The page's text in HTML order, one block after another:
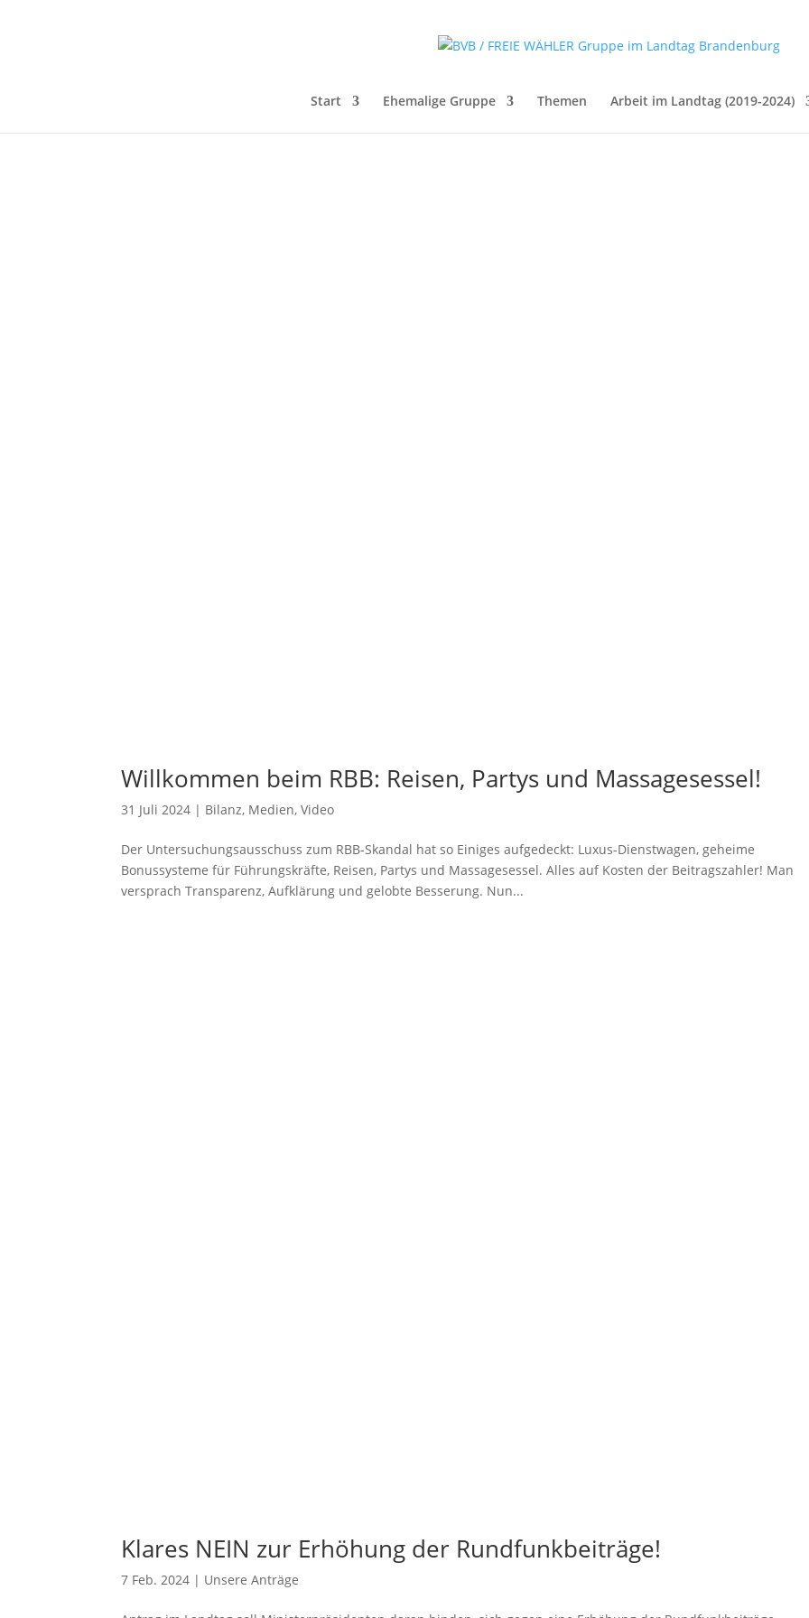
Start Ehemalige Gruppe Themen Arbeit im Landtag (2019-2024)
Willkommen beim RBB: Reisen, Partys und Massagesessel!
31 Juli 2024 | Bilanz, Medien,Video
Der Untersuchungsausschuss zum RBB-Skandal hat so Einiges aufgedeckt: Luxus-Dienstwagen, geheime
Bonussysteme für Führungskräfte, Reisen, Partys und Massagesessel. Alles auf Kosten der Beitragszahler! Man
versprach Transparenz, Aufklärung und gelobte Besserung. Nun...
Klares NEIN zur Erhöhung der Rundfunkbeiträge!
7 Feb. 2024 | Unsere Anträge